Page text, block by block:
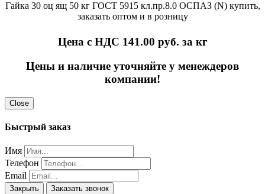
Гайка 30 оц ящ 50 кг ГОСТ 5915 кл.пр.8.0 ОСПАЗ (N) купить,
заказать оптом и в розницу
Цена с НДС 141.00 руб. за кг
Цены и наличие уточняйте у менеждеров
компании!
Close
Быстрый заказ
Имя
Телефон
Email
Закрыть Заказать звонок